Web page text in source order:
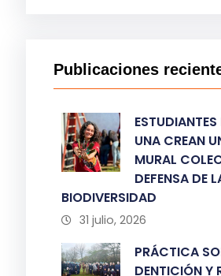
Publicaciones
UNA CREAN
MURAL
DEFENSA DE
BIODIVERSIDAD
31 julio, 2026
PRÁCTICA
DENTICIÓN Y